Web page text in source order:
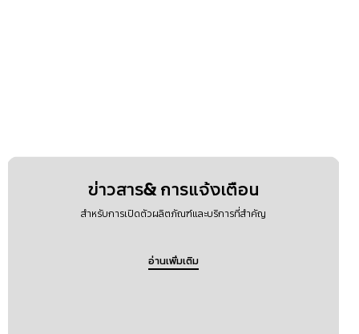
ข่าวสาร& การแจ้งเตือน
สำหรับการเปิดตัวผลิตภัณฑ์และบริการที่สำคัญ
อ่านเพิ่มเติม